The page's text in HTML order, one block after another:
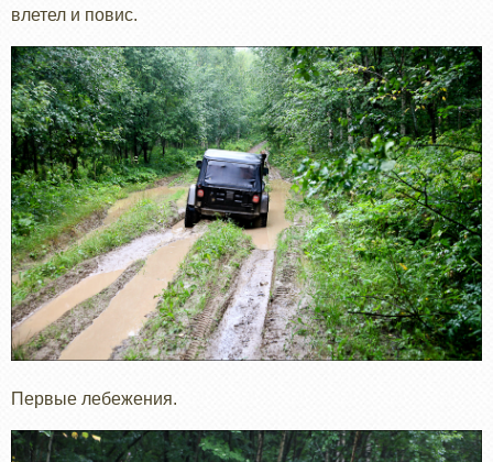
влетел и повис.
Первые лебежения.